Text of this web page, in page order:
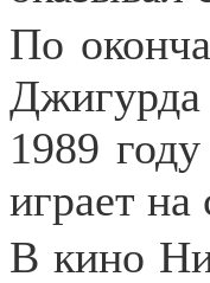
По
Джигурда
1989
играет
В кино